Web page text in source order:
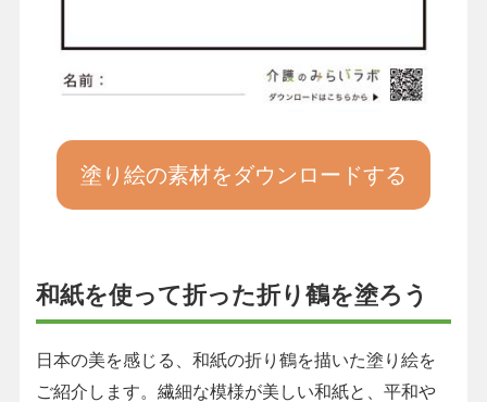
塗り絵の素材をダウンロードする
和紙を使って折った折り鶴を塗ろう
日本の美を感じる、和紙の折り鶴を描いた塗り絵を
ご紹介します。繊細な模様が美しい和紙と、平和や